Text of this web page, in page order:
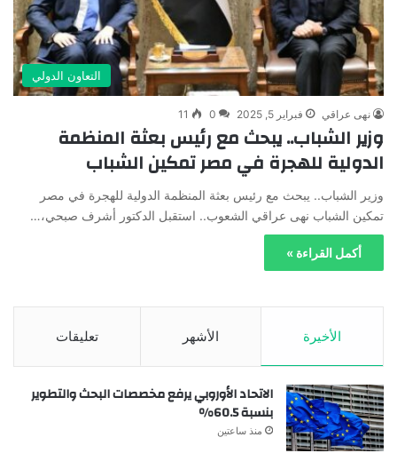
التعاون الدولي
نهى عراقي فبراير 5, 2025 0
11
وزير الشباب.. يبحث مع رئيس بعثة المنظمة
الدولية للهجرة في مصر تمكين الشباب
وزير الشباب.. يبحث مع رئيس بعثة المنظمة الدولية للهجرة في مصر
تمكين الشباب نهى عراقي الشعوب.. استقبل الدكتور أشرف صبحي،…
أكمل القراءة »
الأخيرة الأشهر تعليقات
الاتحاد الأوروبي يرفع مخصصات البحث والتطوير
بنسبة 60.5%
منذ ساعتين